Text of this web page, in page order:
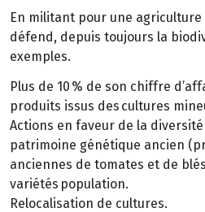
En militant pour une agriculture
défend, depuis toujours la
exemples.
Plus de 10 % de son chiffre
produits issus des cultures
Actions en faveur de la
patrimoine génétique ancien
anciennes de tomates et de
variétés population.
Relocalisation de cultures.